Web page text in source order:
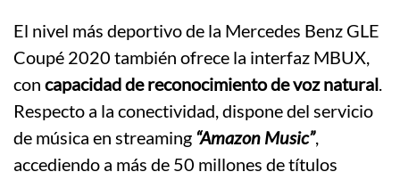
El nivel más deportivo de la Mercedes Benz GLE
Coupé 2020 también ofrece la interfaz MBUX,
con capacidad de reconocimiento de voz natural.
Respecto a la conectividad, dispone del servicio
de música en streaming “Amazon Music”,
accediendo a más de 50 millones de títulos